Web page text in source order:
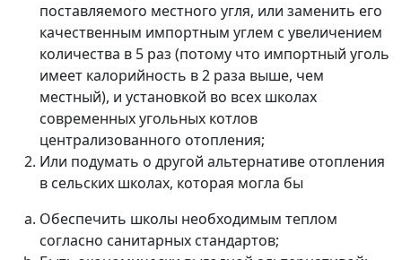
поставляемого местного угля, или заменить его
качественным импортным углем с увеличением
количества в 5 раз (потому что импортный уголь
имеет калорийность в 2 раза выше, чем
местный), и установкой во всех школах
современных угольных котлов
централизованного отопления;
Или подумать о другой альтернативе отопления
в сельских школах, которая могла бы
Обеспечить школы необходимым теплом
согласно санитарных стандартов;